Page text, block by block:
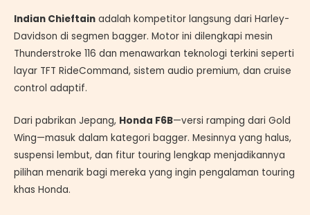
Indian Chieftain adalah kompetitor langsung dari Harley-
Davidson di segmen bagger. Motor ini dilengkapi mesin
Thunderstroke 116 dan menawarkan teknologi terkini seperti
layar TFT RideCommand, sistem audio premium, dan cruise
control adaptif.
Dari pabrikan Jepang, Honda F6B—versi ramping dari Gold
Wing—masuk dalam kategori bagger. Mesinnya yang halus,
suspensi lembut, dan fitur touring lengkap menjadikannya
pilihan menarik bagi mereka yang ingin pengalaman touring
khas Honda.